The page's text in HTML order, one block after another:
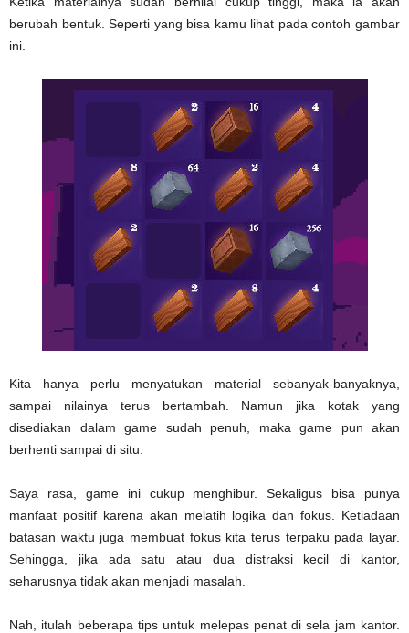
berubah bentuk. Seperti yang bisa kamu lihat pada contoh gambar
ini.
Kita hanya perlu menyatukan material sebanyak-banyaknya,
sampai nilainya terus bertambah. Namun jika kotak yang
disediakan dalam game sudah penuh, maka game pun akan
berhenti sampai di situ.
Saya rasa, game ini cukup menghibur. Sekaligus bisa punya
manfaat positif karena akan melatih logika dan fokus. Ketiadaan
batasan waktu juga membuat fokus kita terus terpaku pada layar.
Sehingga, jika ada satu atau dua distraksi kecil di kantor,
seharusnya tidak akan menjadi masalah.
Nah, itulah beberapa tips untuk melepas penat di sela jam kantor.